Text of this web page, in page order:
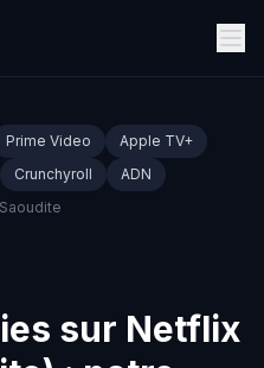
Prime Video
Apple TV+
Crunchyroll
ADN
sur Netflix